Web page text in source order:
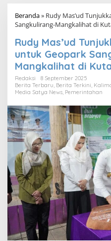
Beranda» Rudy Mas’ud
Sangkulirang-Mangkalihat di
Rudy Mas’ud
untuk Geopark
Mangkalihat di
Redaksi
8 September 2025
Berita Terbaru Berita Terkini
Media Satya News Pemerintahan